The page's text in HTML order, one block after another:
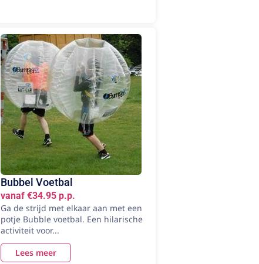
Bubbel Voetbal
vanaf €34.95 p.p.
Ga de strijd met elkaar aan met een
potje Bubble voetbal. Een hilarische
activiteit voor...
Lees meer